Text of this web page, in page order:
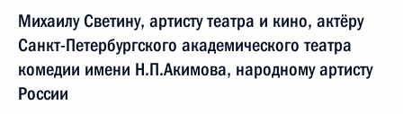
Михаилу Светину, артисту театра и кино, актёру
Санкт-Петербургского академического театра
комедии имени Н.П.Акимова, народному артисту
России